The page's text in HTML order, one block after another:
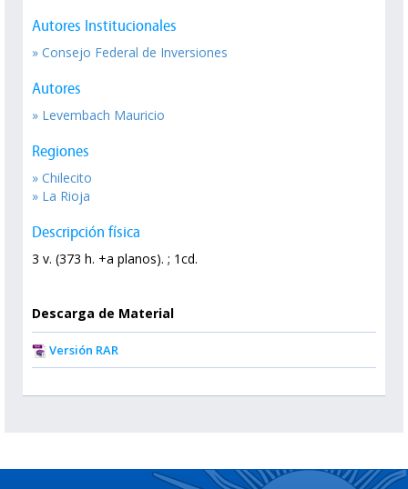
Autores Institucionales
» Consejo Federal de Inversiones
Autores
» Levembach Mauricio
Regiones
» Chilecito
» La Rioja
Descripción física
3 v. (373 h. +a planos). ; 1cd.
Descarga de Material
Versión RAR